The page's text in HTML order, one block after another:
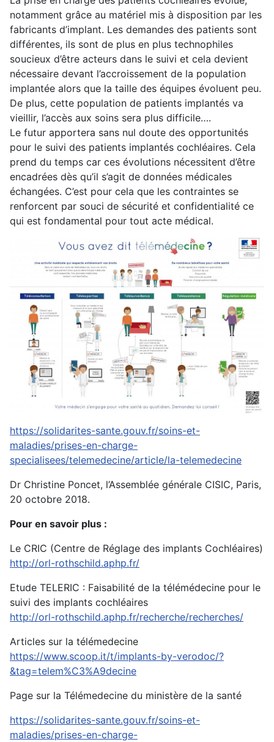
notamment grâce au matériel mis à disposition par les
fabricants d’implant. Les demandes des patients sont
différentes, ils sont de plus en plus technophiles
soucieux d’être acteurs dans le suivi et cela devient
nécessaire devant l’accroissement de la population
implantée alors que la taille des équipes évoluent peu.
De plus, cette population de patients implantés va
vieillir, l’accès aux soins sera plus difficile….
Le futur apportera sans nul doute des opportunités
pour le suivi des patients implantés cochléaires. Cela
prend du temps car ces évolutions nécessitent d’être
encadrées dès qu’il s’agit de données médicales
échangées. C’est pour cela que les contraintes se
renforcent par souci de sécurité et confidentialité ce
qui est fondamental pour tout acte médical.
https://solidarites-sante.gouv.fr/soins-et-
maladies/prises-en-charge-
specialisees/telemedecine/article/la-telemedecine
Dr Christine Poncet, l’Assemblée générale CISIC, Paris,
20 octobre 2018.
Pour en savoir plus :
Le CRIC (Centre de Réglage des implants Cochléaires)
http://orl-rothschild.aphp.fr/
Etude TELERIC : Faisabilité de la télémédecine pour le
suivi des implants cochléaires
http://orl-rothschild.aphp.fr/recherche/recherches/
Articles sur la télémedecine
https://www.scoop.it/t/implants-by-verodoc/?
&tag=telem%C3%A9decine
Page sur la Télémedecine du ministère de la santé
https://solidarites-sante.gouv.fr/soins-et-
maladies/prises-en-charge-